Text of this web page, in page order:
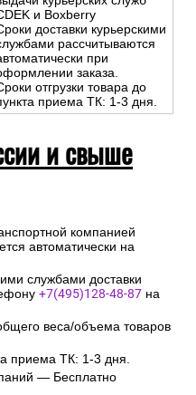
и Boxberry
доставки курьерскими
рассчитываются
при
заказа.
отгрузки товара до
приема ТК: 1-3 дня.
и свыше
компанией
автоматически на
службами доставки
+7(495)128-48-87 на
веса/объема товаров
приема ТК: 1-3 дня.
— Бесплатно